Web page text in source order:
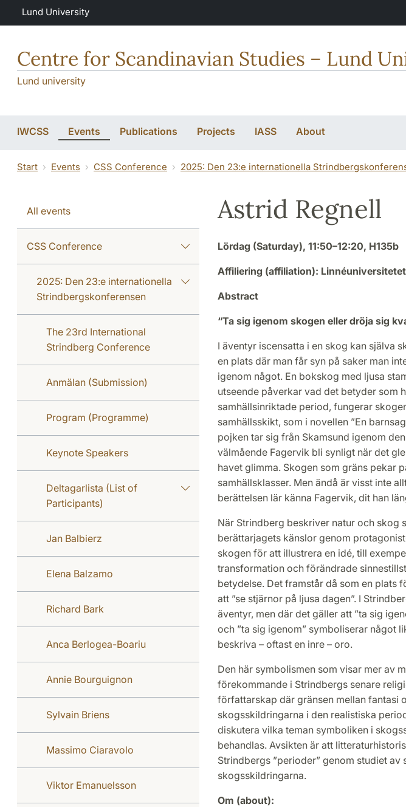
Skip to main content
Lund University
Centre for Scandinavian Studies – Lund
Lund university
IWCSS Events Publications Projects IASS About
Start Events CSS Conference 2025: Den 23:e internationella
All events
CSS Conference
2025: Den 23:e internationella
Strindbergskonferensen
The 23rd International
Strindberg Conference
Anmälan (Submission)
Program (Programme)
Keynote Speakers
Deltagarlista (List of
Participants)
Jan Balbierz
Elena Balzamo
Richard Bark
Anca Berlogea-Boariu
Annie Bourguignon
Sylvain Briens
Massimo Ciaravolo
Viktor Emanuelsson
Astrid Regnell
Lördag (Saturday), 11:50–12:20, H135b
Affiliering (affiliation): Linnéuniversitetet
Abstract
“Ta sig igenom skogen eller dröja sig
I äventyr iscensatta i en skog kan själva
en plats där man får syn på saker man
igenom något. En bokskog med ljusa
utseende påverkar vad det betyder som
samhällsinriktade period, fungerar
samhällsskikt, som i novellen ”En
pojken tar sig från Skamsund igenom
välmående Fagervik bli synligt när det
havet glimma. Skogen som gräns pekar
samhällsklasser. Men ändå är visst inte
berättelsen lär känna Fagervik, dit han
När Strindberg beskriver natur och skog
berättarjagets känslor genom
skogen för att illustrera en idé, till
transformation och förändrade
betydelse. Det framstår då som en plats
att ”se stjärnor på ljusa dagen”. I
äventyr, men där det gäller att ”ta sig
och ”ta sig igenom” symboliserar något
beskriva – oftast en inre – oro.
Den här symbolismen som visar mer av
förekommande i Strindbergs senare
författarskap där gränsen mellan fantasi
skogsskildringarna i den realistiska
diskutera vilka teman symboliken i
behandlas. Avsikten är att
Strindbergs ”perioder” genom studiet
skogsskildringarna.
Om (about):